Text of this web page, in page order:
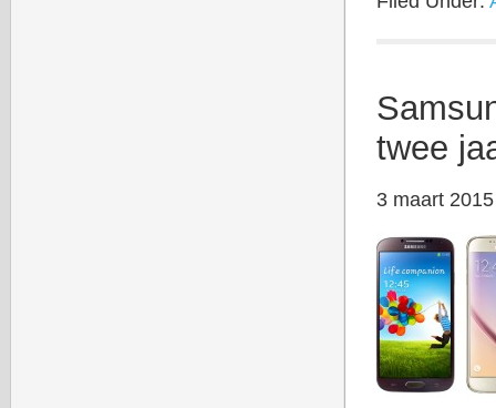
twee
3 maart 2015